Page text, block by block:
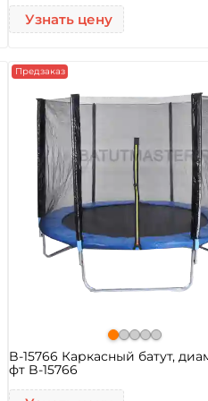
Узнать цену
Предзаказ
B-15766 Каркасный батут,
фт B-15766